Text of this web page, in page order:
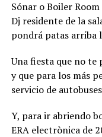
Sónar o Boiler
Dj residente de la
pondrá patas arriba
Una fiesta que no te
y que para los más
servicio de
Y, para ir abriendo
ERA electrònica de